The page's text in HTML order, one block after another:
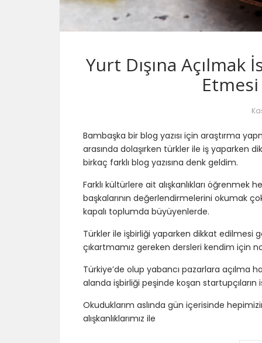
Yurt Dışına
Bambaşka bir blog yazısı için araştırma
arasında dolaşırken türkler ile iş yaparken
birkaç farklı blog yazısına denk geldim.
Farklı kültürlere ait alışkanlıkları
başkalarının değerlendirmelerini okumak
kapalı toplumda büyüyenlerde.
Türkler ile işbirliği yaparken dikkat edilmesi
çıkartmamız gereken dersleri kendim için
Türkiye’de olup yabancı pazarlara açılma
alanda işbirliği peşinde koşan startupçıların
Okuduklarım aslında gün içerisinde
alışkanlıklarımız ile